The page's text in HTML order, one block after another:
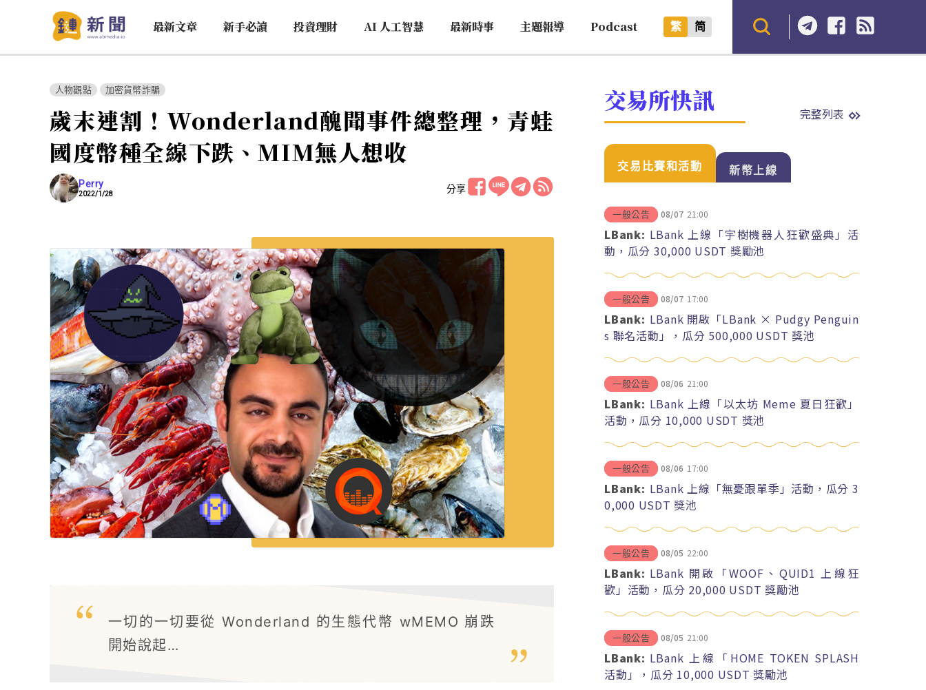
最新文章 新手必讀 投資理財 AI 人工智慧 最新時事 主題報導 Podcast 繁 简
人物觀點 加密貨幣詐騙
歲末連割！Wonderland醜聞事件總整理，青蛙
國度幣種全線下跌、MIM無人想收
Perry
2022/1/28 分享
一切的一切要從 Wonderland 的生態代幣 wMEMO 崩跌
開始說起…
交易所快訊 完整列表
交易比賽和活動 新幣上線
一般公告 08/07 21:00
LBank: LBank 上線「宇樹機器人狂歡盛典」活
動，瓜分 30,000 USDT 獎勵池
一般公告 08/07 17:00
LBank: LBank 開啟「LBank × Pudgy Penguin
s 聯名活動」，瓜分 500,000 USDT 獎池
一般公告 08/06 21:00
LBank: LBank 上線「以太坊 Meme 夏日狂歡」
活動，瓜分 10,000 USDT 獎池
一般公告 08/06 17:00
LBank: LBank 上線「無憂跟單季」活動，瓜分 3
0,000 USDT 獎池
一般公告 08/05 22:00
LBank: LBank 開啟「WOOF、QUID1 上線狂
歡」活動，瓜分 20,000 USDT 獎勵池
一般公告 08/05 21:00
LBank: LBank 上線「HOME TOKEN SPLASH
活動」，瓜分 10,000 USDT 獎勵池